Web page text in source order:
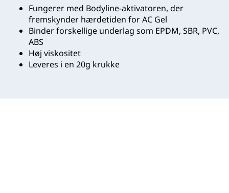
Fungerer med Bodyline-aktivatoren, der
fremskynder hærdetiden for AC Gel
Binder forskellige underlag som EPDM, SBR, PVC,
ABS
Høj viskositet
Leveres i en 20g krukke